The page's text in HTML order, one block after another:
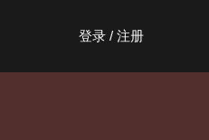
登录 / 注册